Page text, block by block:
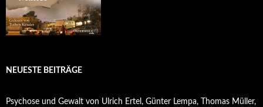
NEUESTE BEITRÄGE
Psychose und Gewalt von Ulrich Ertel, Günter Lempa, Thomas Müller,